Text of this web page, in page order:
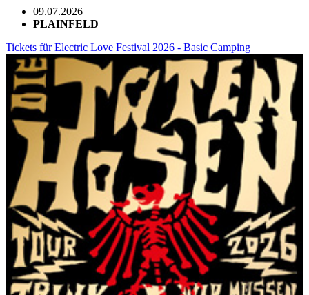
09.07.2026
PLAINFELD
Tickets für Electric Love Festival 2026 - Basic Camping